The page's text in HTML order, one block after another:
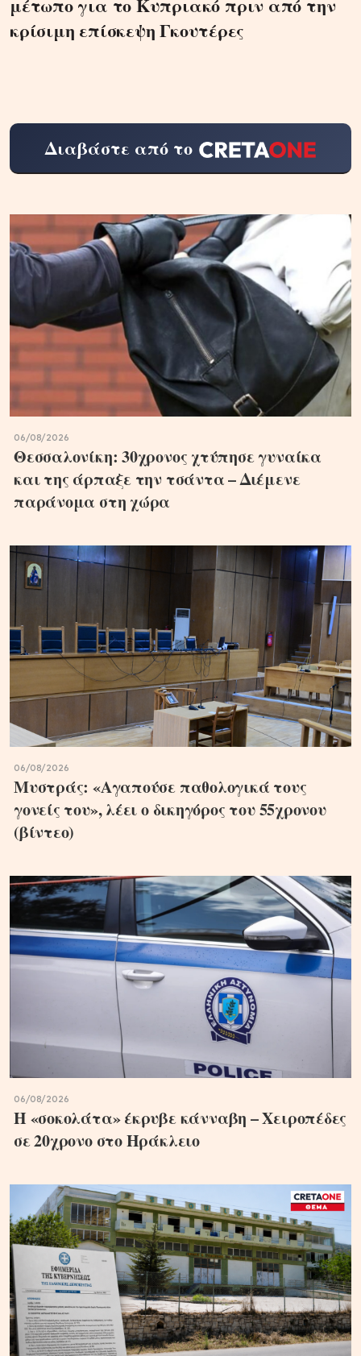
κρίσιμη επίσκεψη Γκουτέρες
Διαβάστε από το
06/08/2026
Θεσσαλονίκη: 30χρονος χτύπησε γυναίκα
και της άρπαξε την τσάντα – Διέμενε
παράνομα στη χώρα
06/08/2026
Μυστράς: «Αγαπούσε παθολογικά τους
γονείς του», λέει ο δικηγόρος του 55χρονου
(βίντεο)
06/08/2026
Η «σοκολάτα» έκρυβε κάνναβη – Χειροπέδες
σε 20χρονο στο Ηράκλειο